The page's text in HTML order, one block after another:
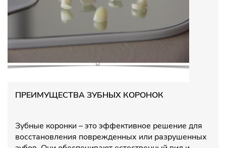
ПРЕИМУЩЕСТВА ЗУБНЫХ КОРОНОК
Зубные коронки – это эффективное решение для
восстановления поврежденных или разрушенных